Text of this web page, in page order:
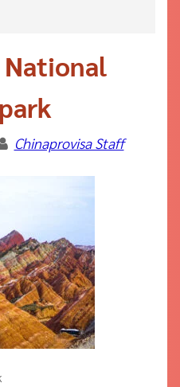
Chinaprovisa Staff